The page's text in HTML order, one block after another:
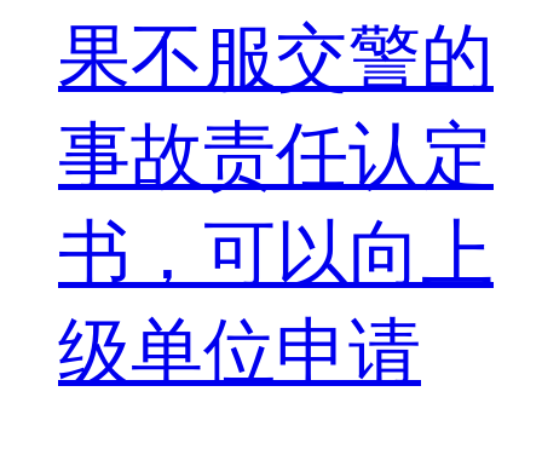
果不服交警的
事故责任认定
书，可以向上
级单位申请